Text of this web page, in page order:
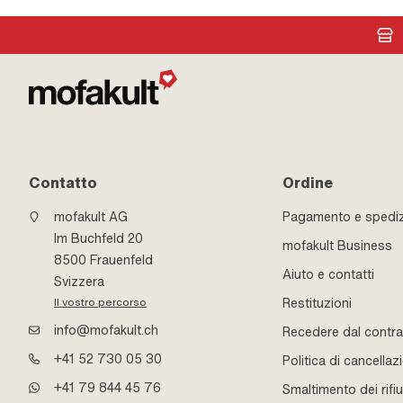
Contatto
mofakult AG
Im Buchfeld 20
8500 Frauenfeld
Svizzera
Il vostro percorso
info@mofakult.ch
+41 52 730 05 30
+41 79 844 45 76
Ordine
Pagamento e
mofakult Business
Aiuto e contatti
Restituzioni
Recedere dal
Politica di
Smaltimento dei